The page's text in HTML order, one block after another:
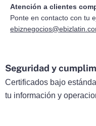
Atención a clientes
Ponte en contacto con tu
Seguridad y
Certificados bajo
tu información y